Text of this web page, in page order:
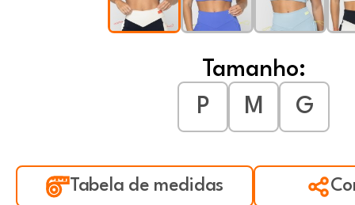
Tamanho:
P
M G
Tabela de medidas